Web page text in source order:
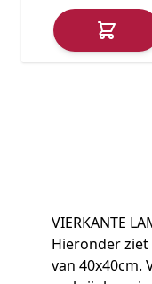
VIERKANTE
Hieronder
van 40x40cm.